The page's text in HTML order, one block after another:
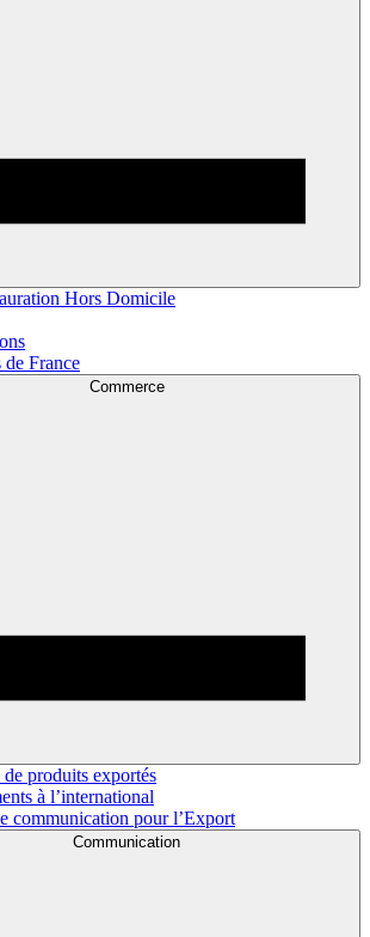
Hors Domicile
de France
Commerce
de produits exportés
à l’international
communication pour l’Export
Communication